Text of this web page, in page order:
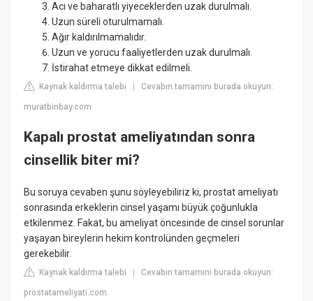
Acı ve baharatlı yiyeceklerden uzak durulmalı.
Uzun süreli oturulmamalı.
Ağır kaldırılmamalıdır.
Uzun ve yorucu faaliyetlerden uzak durulmalı.
İstirahat etmeye dikkat edilmeli.
Kaynak kaldırma talebi |Cevabın tamamını burada okuyun:
muratbinbay.com
Kapalı prostat ameliyatından sonra
cinsellik biter mi?
Bu soruya cevaben şunu söyleyebiliriz ki, prostat ameliyatı
sonrasında erkeklerin cinsel yaşamı büyük çoğunlukla
etkilenmez. Fakat, bu ameliyat öncesinde de cinsel sorunlar
yaşayan bireylerin hekim kontrolünden geçmeleri
gerekebilir.
Kaynak kaldırma talebi |Cevabın tamamını burada okuyun:
prostatameliyati.com